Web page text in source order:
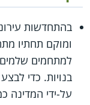
בהתחדשות
ומוקם תחתיו
בנויות. כדי
על-ידי המדינה